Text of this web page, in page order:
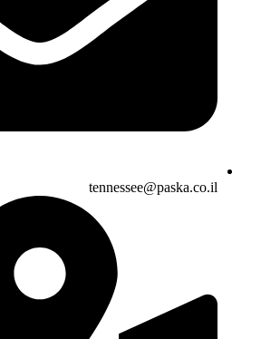
tennessee@paska.co.il